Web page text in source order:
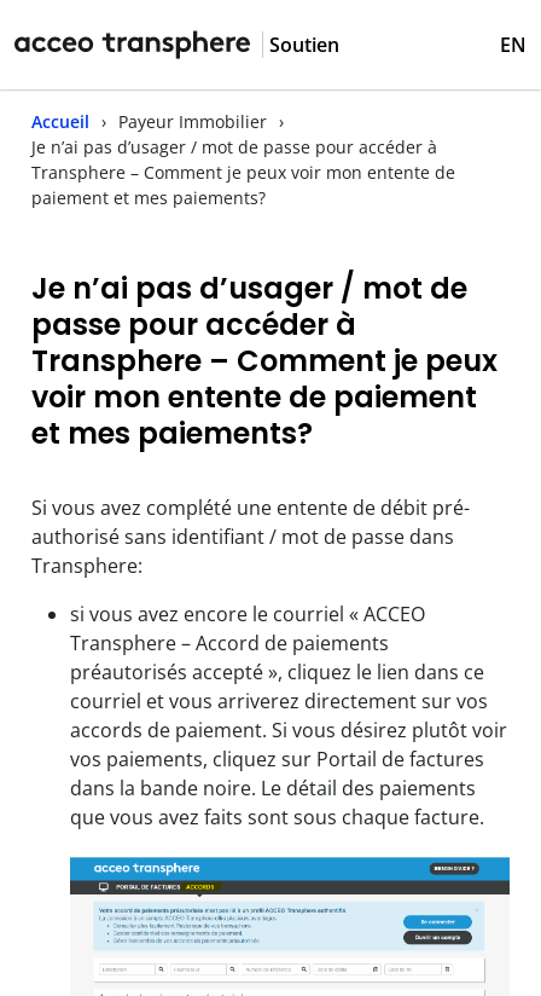
Soutien EN
Accueil
Payeur Immobilier
Je n’ai pas d’usager / mot de passe pour accéder à
Transphere – Comment je peux voir mon entente de
paiement et mes paiements?
Je n’ai pas d’usager / mot de
passe pour accéder à
Transphere – Comment je peux
voir mon entente de paiement
et mes paiements?
Si vous avez complété une entente de débit pré-
authorisé sans identifiant / mot de passe dans
Transphere:
si vous avez encore le courriel « ACCEO
Transphere – Accord de paiements
préautorisés accepté », cliquez le lien dans ce
courriel et vous arriverez directement sur vos
accords de paiement. Si vous désirez plutôt voir
vos paiements, cliquez sur Portail de factures
dans la bande noire. Le détail des paiements
que vous avez faits sont sous chaque facture.